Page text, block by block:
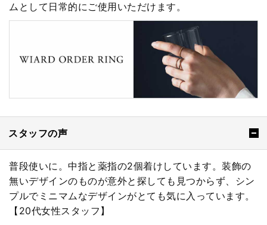
ムとして日常的にご使用いただけます。
スタッフの声
普段使いに。中指と薬指の2個着けしています。装飾の
無いデザインのものが意外と探しても見つからず、シン
プルでミニマムなデザインがとても気に入っています。
【20代女性スタッフ】